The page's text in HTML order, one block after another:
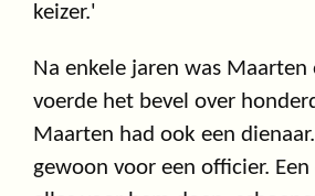
keizer.'
Na enkele jaren was Maarten
voerde het bevel over
Maarten had ook een
gewoon voor een officier.